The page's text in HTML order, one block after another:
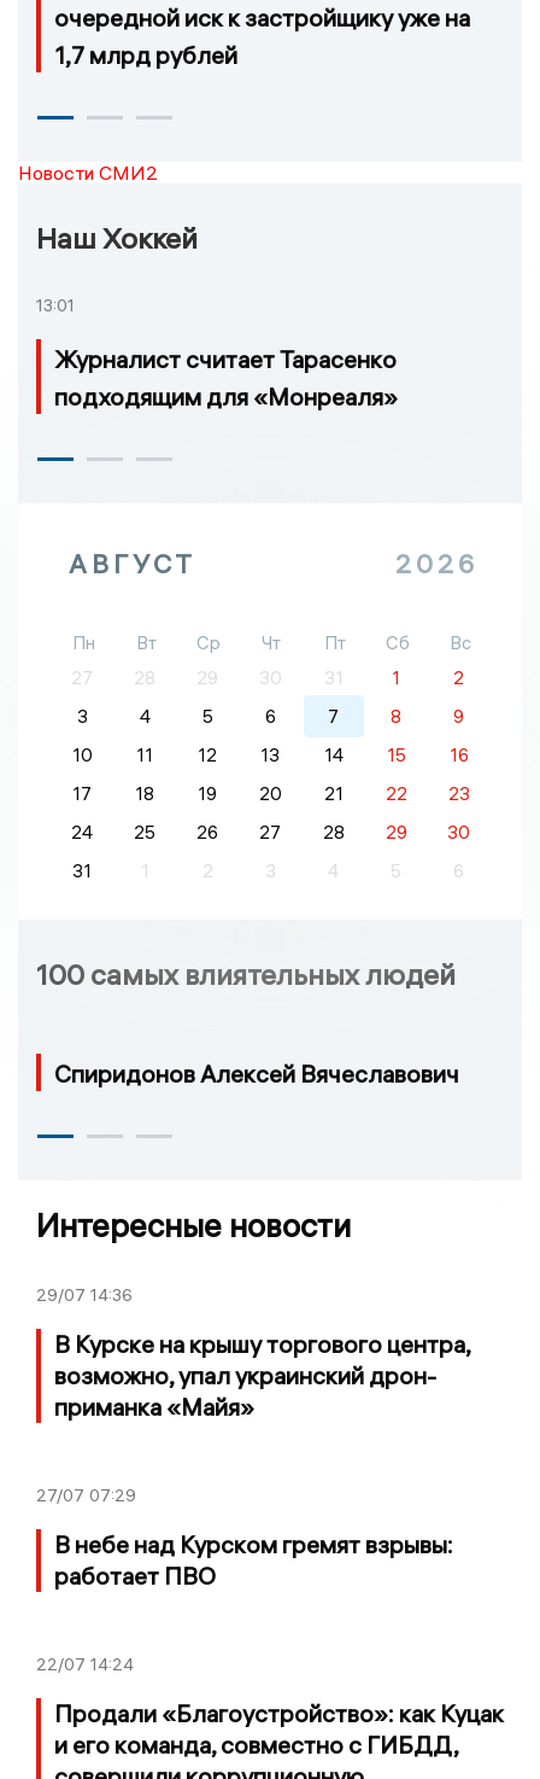
очередной иск к застройщику уже на
1,7 млрд рублей
Новости СМИ2
Наш Хоккей
13:01
Журналист считает Тарасенко
подходящим для «Монреаля»
АВГУСТ 2026
Пн Вт Ср Чт Пт Сб
Вс
27
28 29 30 31 1
2
3
4 5 6 7 8
9
10
11 12 13 14 15
16
17
18 19 20 21 22
23
24
25 26 27 28 29
30
31
1 2 3 4 5 6
100 самых влиятельных людей
Спиридонов Алексей Вячеславович
Интересные новости
29/07 14:36
В Курске на крышу торгового центра,
возможно, упал украинский дрон-
приманка «Майя»
27/07 07:29
В небе над Курском гремят взрывы:
работает ПВО
22/07 14:24
Продали «Благоустройство»: как Куцак
и его команда, совместно с ГИБДД,